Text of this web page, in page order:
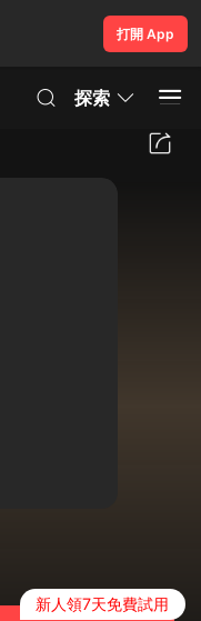
打開 App
探索
新人領7天免費試用